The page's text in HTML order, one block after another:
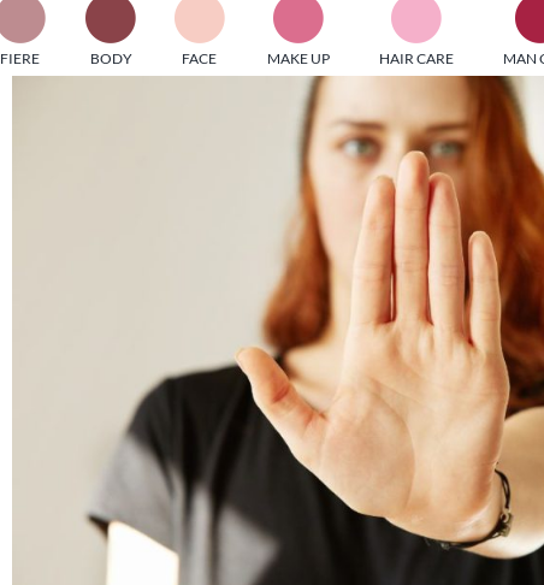
TESPI MEDIAGROUP racchiude un pool di società
ed editrici specializzate nell’informazione b2b.
particolare, attraverso numerose riviste verticali,
informazione che coinvolgono gli attori nei settori
technology, entertainment e sport.LE RIVISTE
Scroll Down
FIERE BODY FACE MAKE UP HAIR CARE MAN